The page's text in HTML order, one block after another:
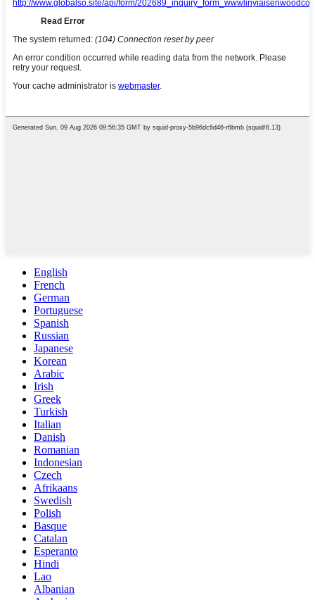
English
French
German
Portuguese
Spanish
Russian
Japanese
Korean
Arabic
Irish
Greek
Turkish
Italian
Danish
Romanian
Indonesian
Czech
Afrikaans
Swedish
Polish
Basque
Catalan
Esperanto
Hindi
Lao
Albanian